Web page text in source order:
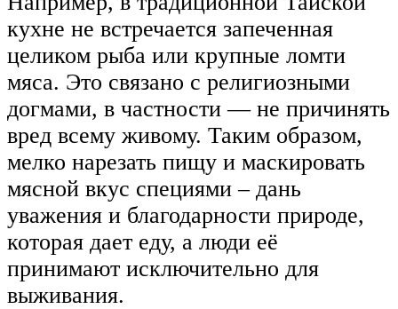
кухне не встречается запеченная
целиком рыба или крупные ломти
мяса. Это связано с религиозными
догмами, в частности — не причинять
вред всему живому. Таким образом,
мелко нарезать пищу и маскировать
мясной вкус специями – дань
уважения и благодарности природе,
которая дает еду, а люди её
принимают исключительно для
выживания.